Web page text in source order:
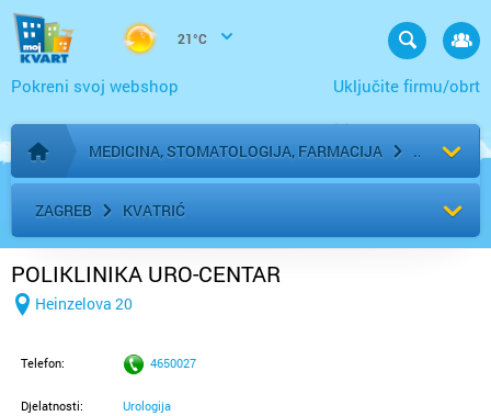
21°C
Uključite firmu/obrt
Pokreni svoj webshop
Početna stranica
MEDICINA, STOMATOLOGIJA, FARMACIJA
ZAGREB KVATRIĆ
POLIKLINIKA URO-CENTAR
Heinzelova 20
Telefon: 4650027
Djelatnosti: Urologija